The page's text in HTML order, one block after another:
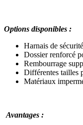
Options disponibles :
Harnais de
Dossier renforcé
Rembourrage
Différentes tailles
Matériaux
Avantages :